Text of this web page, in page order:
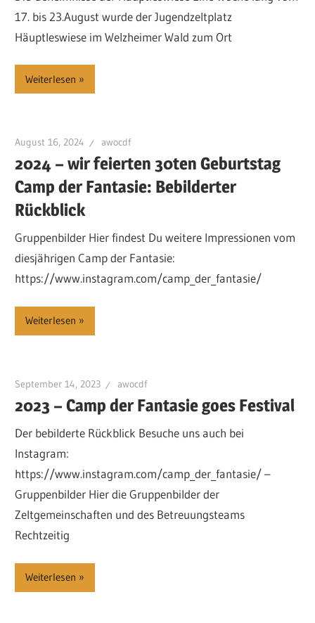
17. bis 23.August wurde der Jugendzeltplatz
Häuptleswiese im Welzheimer Wald zum Ort
Weiterlesen
August 16, 2024 awocdf
2024 – wir feierten 30ten Geburtstag
Camp der Fantasie: Bebilderter
Rückblick
Gruppenbilder Hier findest Du weitere Impressionen vom
diesjährigen Camp der Fantasie:
https://www.instagram.com/camp_der_fantasie/
Weiterlesen
September 14, 2023 awocdf
2023 – Camp der Fantasie goes Festival
Der bebilderte Rückblick Besuche uns auch bei
Instagram:
https://www.instagram.com/camp_der_fantasie/ –
Gruppenbilder Hier die Gruppenbilder der
Zeltgemeinschaften und des Betreuungsteams
Rechtzeitig
Weiterlesen